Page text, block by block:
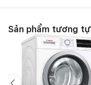
Sản phẩm tương tự